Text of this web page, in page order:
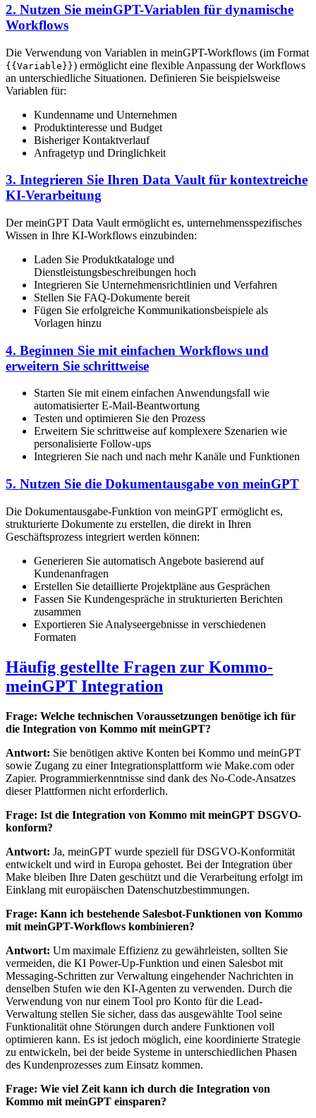
2. Nutzen Sie meinGPT-Variablen für dynamische
Workflows
Die Verwendung von Variablen in meinGPT-Workflows (im Format
{{Variable}}) ermöglicht eine flexible Anpassung der Workflows
an unterschiedliche Situationen. Definieren Sie beispielsweise
Variablen für:
Kundenname und Unternehmen
Produktinteresse und Budget
Bisheriger Kontaktverlauf
Anfragetyp und Dringlichkeit
3. Integrieren Sie Ihren Data Vault für kontextreiche
KI-Verarbeitung
Der meinGPT Data Vault ermöglicht es, unternehmensspezifisches
Wissen in Ihre KI-Workflows einzubinden:
Laden Sie Produktkataloge und
Dienstleistungsbeschreibungen hoch
Integrieren Sie Unternehmensrichtlinien und Verfahren
Stellen Sie FAQ-Dokumente bereit
Fügen Sie erfolgreiche Kommunikationsbeispiele als
Vorlagen hinzu
4. Beginnen Sie mit einfachen Workflows und
erweitern Sie schrittweise
Starten Sie mit einem einfachen Anwendungsfall wie
automatisierter E-Mail-Beantwortung
Testen und optimieren Sie den Prozess
Erweitern Sie schrittweise auf komplexere Szenarien wie
personalisierte Follow-ups
Integrieren Sie nach und nach mehr Kanäle und Funktionen
5. Nutzen Sie die Dokumentausgabe von meinGPT
Die Dokumentausgabe-Funktion von meinGPT ermöglicht es,
strukturierte Dokumente zu erstellen, die direkt in Ihren
Geschäftsprozess integriert werden können:
Generieren Sie automatisch Angebote basierend auf
Kundenanfragen
Erstellen Sie detaillierte Projektpläne aus Gesprächen
Fassen Sie Kundengespräche in strukturierten Berichten
zusammen
Exportieren Sie Analyseergebnisse in verschiedenen
Formaten
Häufig gestellte Fragen zur Kommo-
meinGPT Integration
Frage: Welche technischen Voraussetzungen benötige ich für
die Integration von Kommo mit meinGPT?
Antwort: Sie benötigen aktive Konten bei Kommo und meinGPT
sowie Zugang zu einer Integrationsplattform wie Make.com oder
Zapier. Programmierkenntnisse sind dank des No-Code-Ansatzes
dieser Plattformen nicht erforderlich.
Frage: Ist die Integration von Kommo mit meinGPT DSGVO-
konform?
Antwort: Ja, meinGPT wurde speziell für DSGVO-Konformität
entwickelt und wird in Europa gehostet. Bei der Integration über
Make bleiben Ihre Daten geschützt und die Verarbeitung erfolgt im
Einklang mit europäischen Datenschutzbestimmungen.
Frage: Kann ich bestehende Salesbot-Funktionen von Kommo
mit meinGPT-Workflows kombinieren?
Antwort: Um maximale Effizienz zu gewährleisten, sollten Sie
vermeiden, die KI Power-Up-Funktion und einen Salesbot mit
Messaging-Schritten zur Verwaltung eingehender Nachrichten in
denselben Stufen wie den KI-Agenten zu verwenden. Durch die
Verwendung von nur einem Tool pro Konto für die Lead-
Verwaltung stellen Sie sicher, dass das ausgewählte Tool seine
Funktionalität ohne Störungen durch andere Funktionen voll
optimieren kann. Es ist jedoch möglich, eine koordinierte Strategie
zu entwickeln, bei der beide Systeme in unterschiedlichen Phasen
des Kundenprozesses zum Einsatz kommen.
Frage: Wie viel Zeit kann ich durch die Integration von
Kommo mit meinGPT einsparen?